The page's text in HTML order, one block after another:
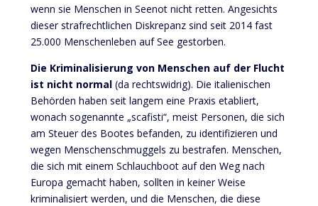
wenn sie Menschen in Seenot nicht retten. Angesichts
dieser strafrechtlichen Diskrepanz sind seit 2014 fast
25.000 Menschenleben auf See gestorben.
Die Kriminalisierung von Menschen auf der Flucht
ist nicht normal(da rechtswidrig). Die italienischen
Behörden haben seit langem eine Praxis etabliert,
wonach sogenannte „scafisti“, meist Personen, die sich
am Steuer des Bootes befanden, zu identifizieren und
wegen Menschenschmuggels zu bestrafen. Menschen,
die sich mit einem Schlauchboot auf den Weg nach
Europa gemacht haben, sollten in keiner Weise
kriminalisiert werden, und die Menschen, die diese